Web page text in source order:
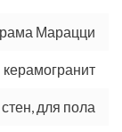
Марацци
керамогранит
для пола